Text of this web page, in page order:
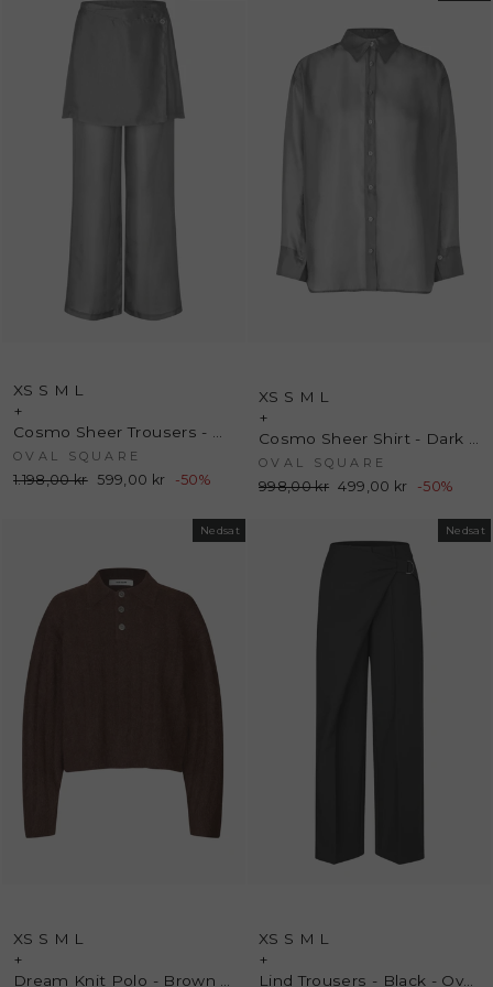
XS S M L
+
OVAL SQUARE
Normalpris
1.198,00 kr Udsalgspris
599,00 kr -50%
XS S M L
+
OVAL SQUARE
Normalpris
998,00 kr Udsalgspris
499,00 kr -50%
Nedsat
XS S M L
+
Nedsat
XS S M L
+
Lind Trousers - Black - Oval Square